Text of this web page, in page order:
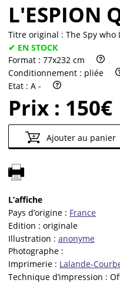
L'ESPION
Titre original : The Spy who
✔ EN STOCK
Format : 77x232 cm
Conditionnement : pliée
Etat : A -
Prix : 150€
Ajouter au panier
L’affiche
Pays d’origine : France
Edition : originale
Illustration : anonyme
Photographe :
Imprimerie : Lalande-
Technique d’impression :